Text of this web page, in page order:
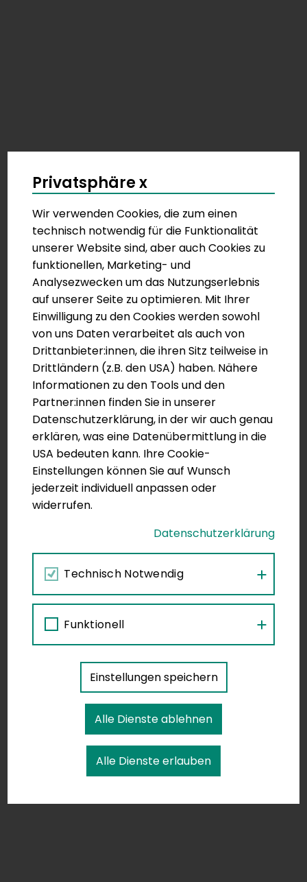
Plattform im Überblick
Jobs und Kooperationen Häufige Fragen &
Privatsphäre x
Wir verwenden Cookies, die zum einen
technisch notwendig für die Funktionalität
unserer Website sind, aber auch Cookies zu
funktionellen, Marketing- und
Analysezwecken um das Nutzungserlebnis
auf unserer Seite zu optimieren. Mit Ihrer
Einwilligung zu den Cookies werden sowohl
von uns Daten verarbeitet als auch von
Drittanbieter:innen, die ihren Sitz teilweise in
Drittländern (z.B. den USA) haben. Nähere
Informationen zu den Tools und den
Partner:innen finden Sie in unserer
Datenschutzerklärung, in der wir auch genau
erklären, was eine Datenübermittlung in die
USA bedeuten kann. Ihre Cookie-
Einstellungen können Sie auf Wunsch
jederzeit individuell anpassen oder
widerrufen.
Datenschutzerklärung
Technisch Notwendig
Funktionell
Einstellungen speichern
Alle Dienste ablehnen
Alle Dienste erlauben